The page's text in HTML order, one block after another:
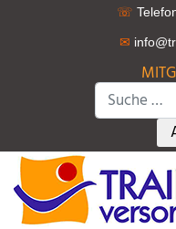
☏
✉
Suchen